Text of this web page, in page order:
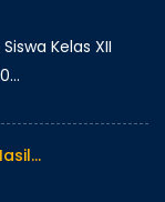
Kelas XII